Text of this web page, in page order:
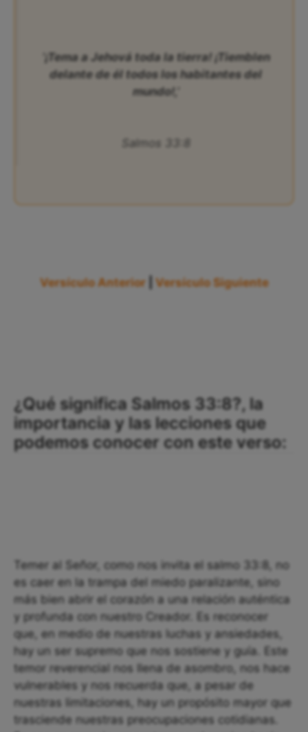
‘¡Tema a Jehová toda la tierra! ¡Tiemblen
delante de él todos los habitantes del
mundo!,’
Salmos 33:8
Versículo Anterior Versículo Siguiente
¿Qué significa Salmos 33:8?, la
importancia y las lecciones que
podemos conocer con este verso:
Temer al Señor, como nos invita el salmo 33:8, no
es caer en la trampa del miedo paralizante, sino
más bien abrir el corazón a una relación auténtica
y profunda con nuestro Creador. Es reconocer
que, en medio de nuestras luchas y ansiedades,
hay un ser supremo que nos sostiene y guía. Este
temor reverencial nos llena de asombro, nos hace
vulnerables y nos recuerda que, a pesar de
nuestras limitaciones, hay un propósito mayor que
trasciende nuestras preocupaciones cotidianas.